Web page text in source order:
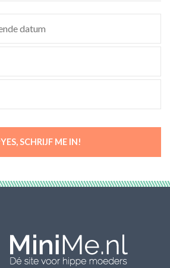
YES, SCHRIJF ME IN!